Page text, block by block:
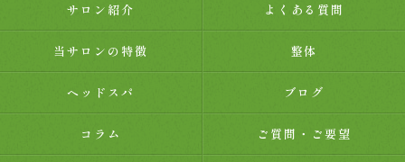
サロン紹介 よくある質問
当サロンの特徴 整体
ヘッドスパ ブログ
コラム ご質問・ご要望